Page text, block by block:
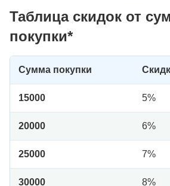
Таблица скидок от
покупки*
Сумма покупки
15000 5%
20000 6%
25000 7%
30000 8%